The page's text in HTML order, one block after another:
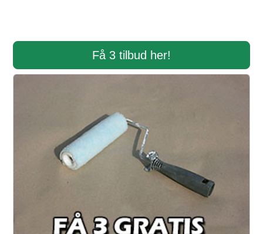
Få 3 tilbud her!